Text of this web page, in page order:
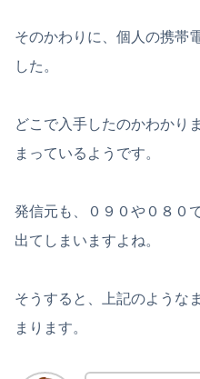
そのかわりに、個人の携帯
した。
どこで入手したのかわかり
まっているようです。
発信元も、０９０や０８０
出てしまいますよね。
そうすると、上記のような
まります。